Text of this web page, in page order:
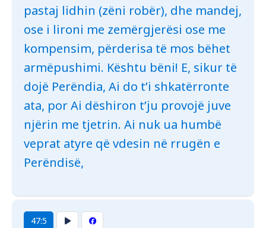
pastaj lidhin (zëni robër), dhe mandej,
ose i lironi me zemërgjerësi ose me
kompensim, përderisa të mos bëhet
armëpushimi. Kështu bëni! E, sikur të
dojë Perëndia, Ai do t’i shkatërronte
ata, por Ai dëshiron t’ju provojë juve
njërin me tjetrin. Ai nuk ua humbë
veprat atyre që vdesin në rrugën e
Perëndisë,
47:5